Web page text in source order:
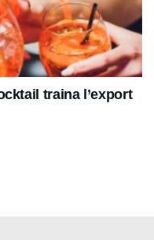
traina l’export